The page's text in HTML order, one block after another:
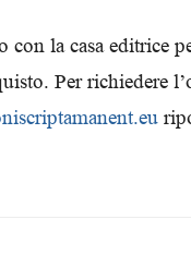
con la casa editrice
Per richiedere